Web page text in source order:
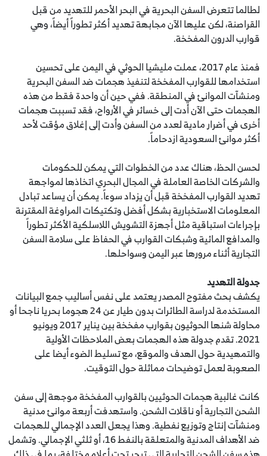
لطالما تتعرض السفن البحرية في البحر الأحمر للتهديد من قبل
القراصنة، لكن عليها الآن مجابهة تهديد أكثر تطوراً أيضاً، وهي
قوارب الدرون المفخخة.
فمنذ عام 2017، عملت مليشيا الحوثي في ​​اليمن على تحسين
استخدامها للقوارب المفخخة لتنفيذ هجمات ضد السفن البحرية
ومنشآت الموانئ في المنطقة. ففي حين أن واحدة فقط من هذه
الهجمات حتى الآن أدت إلى خسائر في الأرواح، فقد تسببت هجمات
أخرى في أضرار مادية لعدد من السفن وأدت إلى إغلاق مؤقت لأحد
أكثر موانئ السعودية ازدحاماً.
لحسن الحظ، هناك عدد من الخطوات التي يمكن للحكومات
والشركات الخاصة العاملة في المجال البحري اتخاذها لمواجهة
تهديد القوارب المفخخة قبل أن يزداد سوءاً. يمكن أن يساعد تبادل
المعلومات الاستخبارية بشكل أفضل وتكتيكات المراوغة المقترنة
بإجراءات استباقية مثل أجهزة التشويش اللاسلكية الأكثر تطوراً
والمدافع المائية وشبكات القوارب في الحفاظ على سلامة السفن
التجارية أثناء مرورها عبر اليمن وسواحلها.
جدولة التهديد
يكشف بحث مفتوح المصدر يعتمد على نفس أساليب جمع البيانات
المستخدمة لدراسة الطائرات بدون طيار عن 24 هجوما بحريا ناجحا أو
محاولة شنها الحوثيون بقوارب مفخخة بين يناير 2017 ويونيو
2021. تقدم جدولة هذه الهجمات بعض الملاحظات الأولية
والتمهيدية حول الهدف والموقع، مع تسليط الضوء أيضا على
الصعوبة لعمل توضيحات مماثلة حول التوقيت.
كانت غالبية هجمات الحوثيين بالقوارب المفخخة موجهة إلى سفن
الشحن التجارية أو ناقلات الشحن. واستهدفت أربعة موانئ مدنية
ومنشآت إنتاج وتوزيع نفطية. وهذا يجعل العدد الإجمالي للهجمات
ضد الأهداف المدنية والمتعلقة بالنفط 16، أو ثلثي الإجمالي. وتشمل